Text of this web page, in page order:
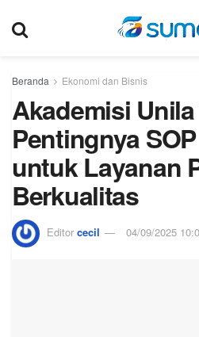
Beranda Ekonomi dan Bisnis
Akademisi
Pentingnya
untuk Layanan
Berkualitas
Editor cecil 04/09/2025